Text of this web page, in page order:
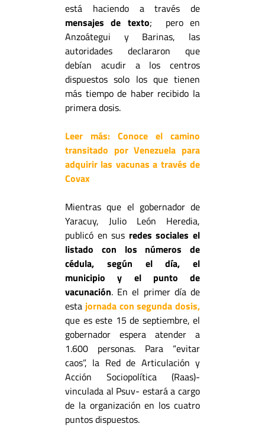
está haciendo a través de
mensajes de texto; pero en
Anzoátegui y Barinas, las
autoridades declararon que
debían acudir a los centros
dispuestos solo los que tienen
más tiempo de haber recibido la
primera dosis.
Leer más: Conoce el camino
transitado por Venezuela para
adquirir las vacunas a través de
Covax
Mientras que el gobernador de
Yaracuy, Julio León Heredia,
publicó en sus redes sociales el
listado con los números de
cédula, según el día, el
municipio y el punto de
vacunación. En el primer día de
esta jornada con segunda dosis,
que es este 15 de septiembre, el
gobernador espera atender a
1.600 personas. Para “evitar
caos”, la Red de Articulación y
Acción Sociopolítica (Raas)-
vinculada al Psuv- estará a cargo
de la organización en los cuatro
puntos dispuestos.